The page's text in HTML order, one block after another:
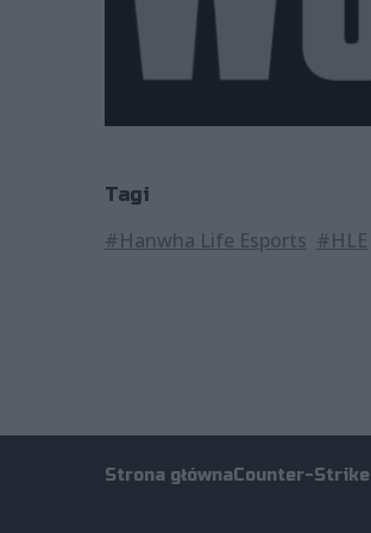
Tagi
#Hanwha Life Esports #HLE
Strona głównaCounter-Strike